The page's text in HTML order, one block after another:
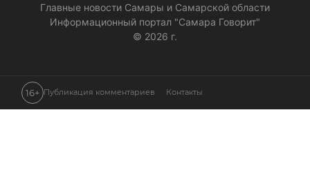
Главные новости Самары и Самарской области
Информационный портал "Самара Говорит"
© 2026 г.
16+ Публикация комментариев Контакты